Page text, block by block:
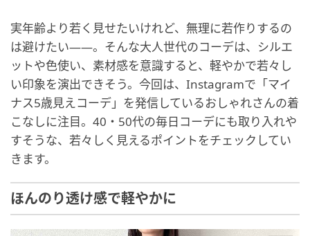
実年齢より若く見せたいけれど、無理に若作りするの
は避けたい――。そんな大人世代のコーデは、シルエ
ットや色使い、素材感を意識すると、軽やかで若々し
い印象を演出できそう。今回は、Instagramで「マイ
ナス5歳見えコーデ」を発信しているおしゃれさんの着
こなしに注目。40・50代の毎日コーデにも取り入れや
すそうな、若々しく見えるポイントをチェックしてい
きます。
ほんのり透け感で軽やかに